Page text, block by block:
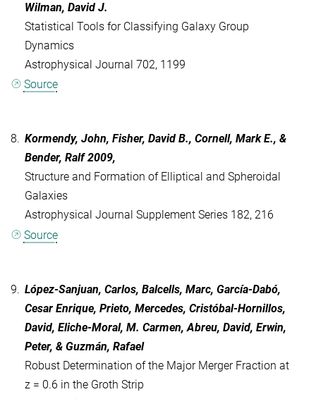
Wilman, David J.
Statistical Tools for Classifying Galaxy Group
Dynamics
Astrophysical Journal 702, 1199
Source
8. Kormendy, John, Fisher, David B., Cornell, Mark E., &
Bender, Ralf 2009,
Structure and Formation of Elliptical and Spheroidal
Galaxies
Astrophysical Journal Supplement Series 182, 216
Source
9. López-Sanjuan, Carlos, Balcells, Marc, García-Dabó,
Cesar Enrique, Prieto, Mercedes, Cristóbal-Hornillos,
David, Eliche-Moral, M. Carmen, Abreu, David, Erwin,
Peter, & Guzmán, Rafael
Robust Determination of the Major Merger Fraction at
z = 0.6 in the Groth Strip